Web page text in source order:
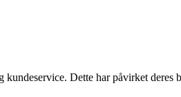
Dette har påvirket deres